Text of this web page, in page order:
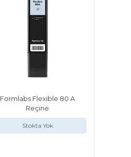
Formlabs Flexible 80 A
Reçine
Stokta Yok